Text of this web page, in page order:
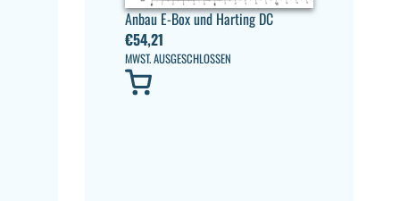
Anbau E-Box und Harting DC
€54,21
MWST. AUSGESCHLOSSEN